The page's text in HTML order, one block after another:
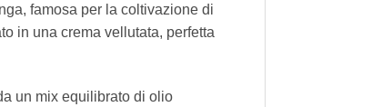
famosa per la coltivazione di
in una crema vellutata, perfetta
un mix equilibrato di olio